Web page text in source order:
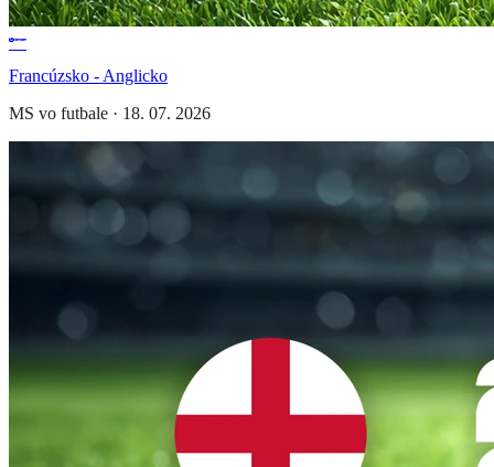
Francúzsko - Anglicko
MS vo futbale · 18. 07. 2026